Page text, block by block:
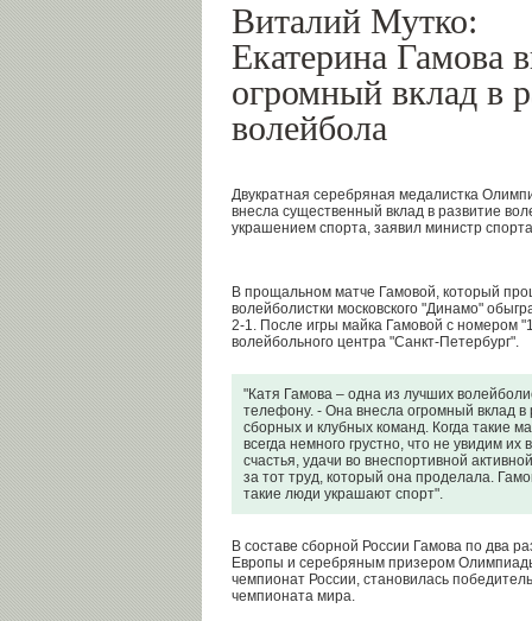
Виталий Мутко:
Екатерина Гамова
огромный вклад в
волейбола
Двукратная серебряная медалистка
внесла существенный вклад в развитие
украшением спорта, заявил министр
В прощальном матче Гамовой, который
волейболистки московского "Динамо"
2-1. После игры майка Гамовой с номером
волейбольного центра "Санкт-Петербург".
"Катя Гамова – одна из лучших
телефону. - Она внесла огромный вклад
сборных и клубных команд. Когда такие
всегда немного грустно, что не увидим
счастья, удачи во внеспортивной
за тот труд, который она проделала.
такие люди украшают спорт".
В составе сборной России Гамова по два
Европы и серебряным призером
чемпионат России, становилась
чемпионата мира.